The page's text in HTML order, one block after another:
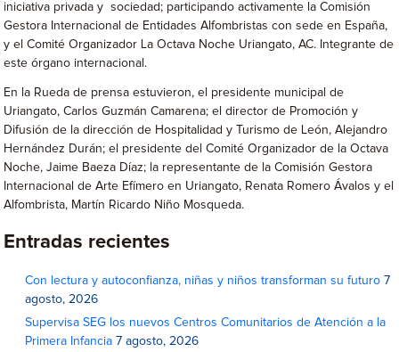
iniciativa privada y sociedad; participando activamente la Comisión
Gestora Internacional de Entidades Alfombristas con sede en España,
y el Comité Organizador La Octava Noche Uriangato, AC. Integrante de
este órgano internacional.
En la Rueda de prensa estuvieron, el presidente municipal de
Uriangato, Carlos Guzmán Camarena; el director de Promoción y
Difusión de la dirección de Hospitalidad y Turismo de León, Alejandro
Hernández Durán; el presidente del Comité Organizador de la Octava
Noche, Jaime Baeza Díaz; la representante de la Comisión Gestora
Internacional de Arte Efímero en Uriangato, Renata Romero Ávalos y el
Alfombrista, Martín Ricardo Niño Mosqueda.
Entradas recientes
Con lectura y autoconfianza, niñas y niños transforman su futuro 7
agosto, 2026
Supervisa SEG los nuevos Centros Comunitarios de Atención a la
Primera Infancia 7 agosto, 2026